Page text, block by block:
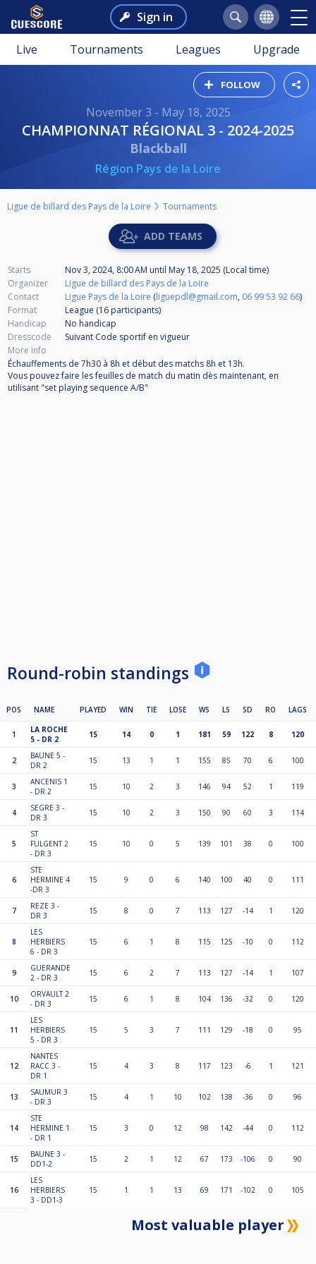
Sign in
Live Tournaments Leagues Upgrade
FOLLOW
November 3 - May 18, 2025
CHAMPIONNAT RÉGIONAL 3 - 2024-2025
Blackball
Région Pays de la Loire
Ligue de billard des Pays de la Loire Tournaments
ADD TEAMS
Starts Nov 3, 2024, 8:00 AM until May 18, 2025 (Local time)
Organizer
Ligue de billard des Pays de la Loire
Contact
Ligue Pays de la Loire (liguepdl@gmail.com, 06 99 53 92 66)
Format
League (16 participants)
Handicap
No handicap
Dresscode
Suivant Code sportif en vigueur
More info
Échauffements de 7h30 à 8h et début des matchs 8h et 13h.
Vous pouvez faire les feuilles de match du matin dès maintenant, en
utilisant "set playing sequence A/B"
Round-robin standings
POS NAME PLAYED WIN TIE LOSE WS LS SD RO LAGS
1
LA ROCHE
5 - DR 2
15 14 0 1 181 59 122 8 120
2
BAUNE 5 -
DR 2
15 13 1 1 155 85 70 6 100
3
ANCENIS 1
- DR 2
15 10 2 3 146 94 52 1 119
4
SEGRE 3 -
DR 3
15 10 2 3 150 90 60 3 114
5
ST
FULGENT 2
- DR 3
15 10 0 5 139 101 38 0 100
6
STE
HERMINE 4
-DR 3
15 9 0 6 140 100 40 0 111
7
REZE 3 -
DR 3
15 8 0 7 113 127 -14 1 120
8
LES
HERBIERS
6 - DR 3
15 6 1 8 115 125 -10 0 112
9
GUERANDE
2 - DR 3
15 6 2 7 113 127 -14 1 107
10
ORVAULT 2
- DR 3
15 6 1 8 104 136 -32 0 120
11
LES
HERBIERS
5 - DR 3
15 5 3 7 111 129 -18 0 95
12
NANTES
RACC 3 -
DR 1
15 4 3 8 117 123 -6 1 121
13
SAUMUR 3
- DR 3
15 4 1 10 102 138 -36 0 96
14
STE
HERMINE 1
- DR 1
15 3 0 12 98 142 -44 0 112
15
BAUNE 3 -
DD1-2
15 2 1 12 67 173 -106 0 90
16
LES
HERBIERS
3 - DD1-3
15 1 1 13 69 171 -102 0 105
Most valuable player